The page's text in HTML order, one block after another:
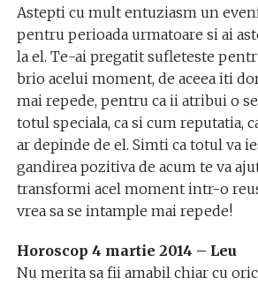
Astepti cu mult entuziasm un
pentru perioada urmatoare si ai
la el. Te-ai pregatit sufleteste
brio acelui moment, de aceea iti
mai repede, pentru ca ii atribui o
totul speciala, ca si cum reputatia,
ar depinde de el. Simti ca totul va
gandirea pozitiva de acum te va
transformi acel moment intr-o
vrea sa se intample mai repede!
Horoscop 4 martie 2014 – Leu
Nu merita sa fii amabil chiar cu